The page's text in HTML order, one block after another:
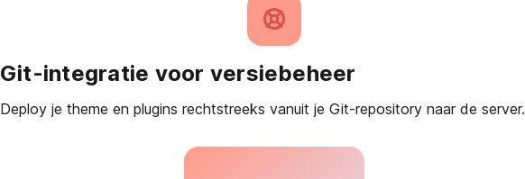
Git-integratie voor versiebeheer
Deploy je theme en plugins rechtstreeks vanuit je Git-repository naar de server.